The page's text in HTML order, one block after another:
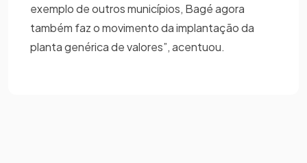
exemplo de outros municípios, Bagé agora
também faz o movimento da implantação da
planta genérica de valores”, acentuou.